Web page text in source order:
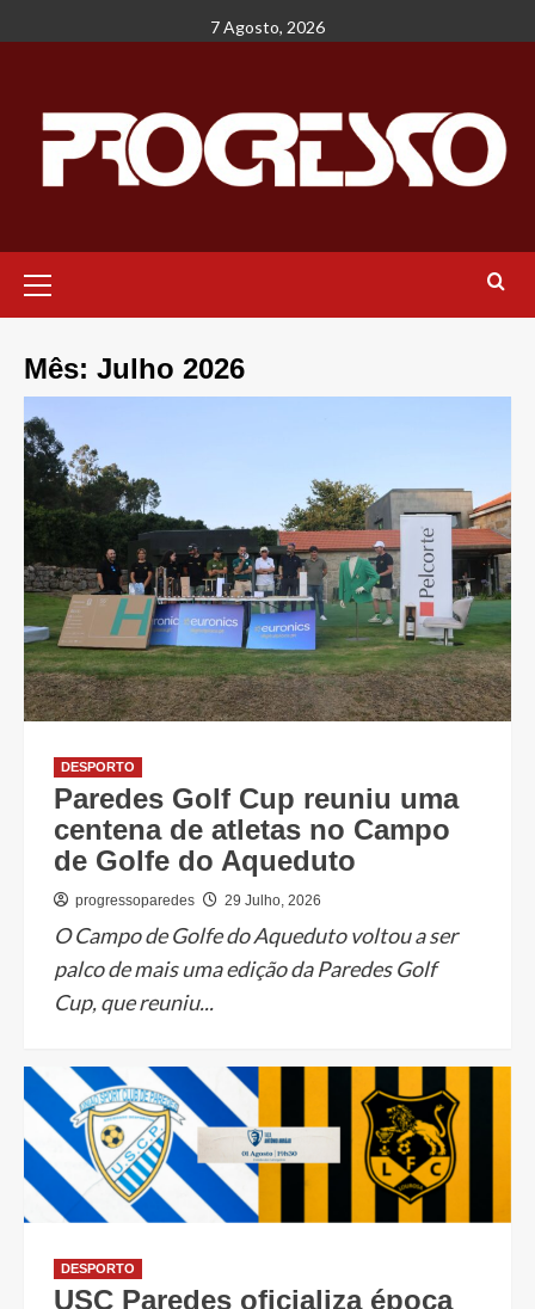
para
7 Agosto, 2026
principal
Mês: Julho 2026
DESPORTO
Paredes Golf Cup reuniu uma
centena de atletas no Campo
de Golfe do Aqueduto
progressoparedes 29 Julho, 2026
O Campo de Golfe do Aqueduto voltou a ser
palco de mais uma edição da Paredes Golf
Cup, que reuniu...
DESPORTO
USC Paredes oficializa época